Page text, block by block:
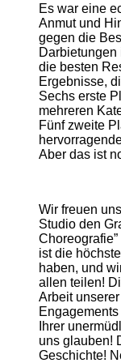
Es war eine
Anmut und
gegen die
die besten
Ergebnisse,
Sechs erste
mehreren
Fünf zweite
Aber das ist
Wir freuen
Studio den
ist die
haben, und
allen teilen!
Arbeit
Ihrer
uns glauben!
Geschichte!